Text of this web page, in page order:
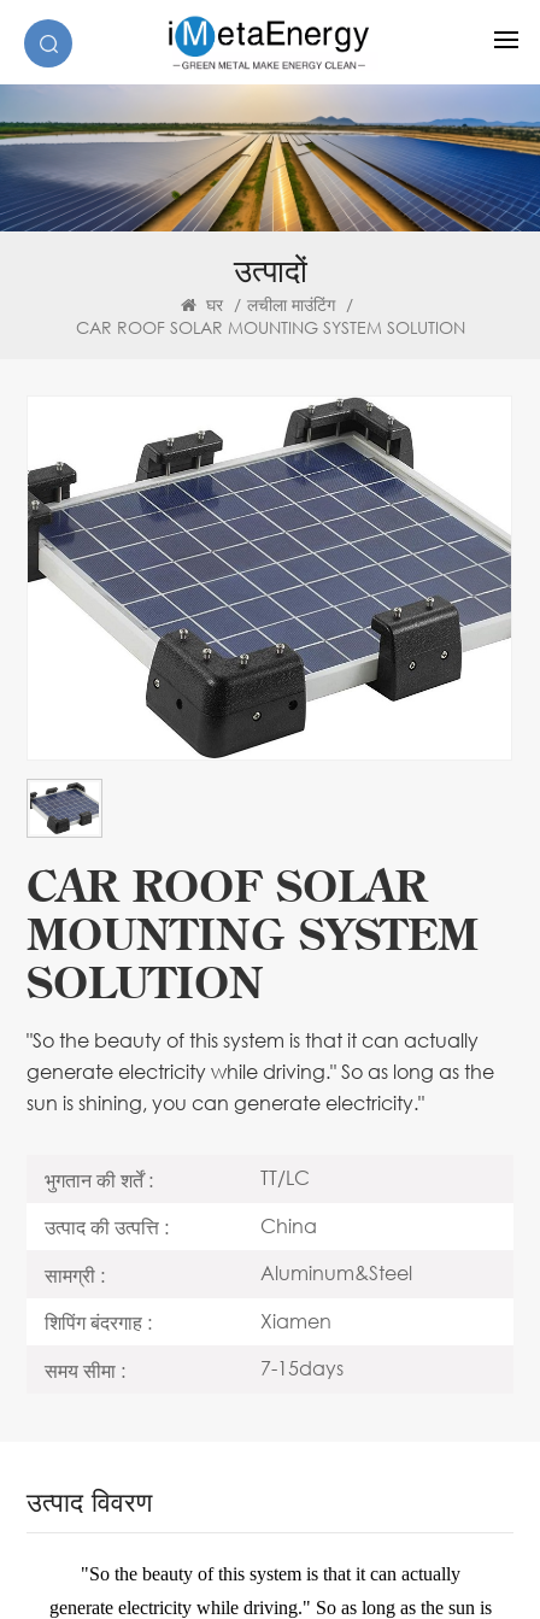
उत्पादों
घर / लचीला माउंटिंग /
CAR ROOF SOLAR MOUNTING SYSTEM SOLUTION
CAR ROOF SOLAR
MOUNTING SYSTEM
SOLUTION
"So the beauty of this system is that it can actually
generate electricity while driving." So as long as the
sun is shining, you can generate electricity."
भुगतान की शर्तें :
TT/LC
उत्पाद की उत्पत्ति :
China
सामग्री :
Aluminum&Steel
शिपिंग बंदरगाह :
Xiamen
समय सीमा :
7-15days
उत्पाद विवरण
"So the beauty of this system is that it can actually
generate electricity while driving." So as long as the sun is